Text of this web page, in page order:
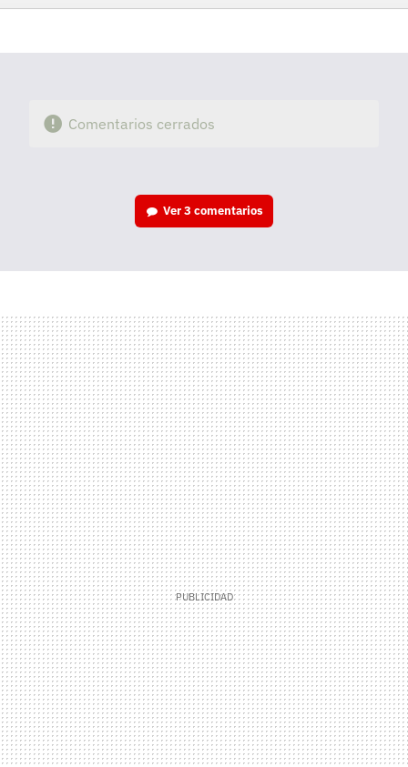
FacebookTwitterFlipboard
E-
Whatsapp
Comentarios cerrados
Ver3 comentarios